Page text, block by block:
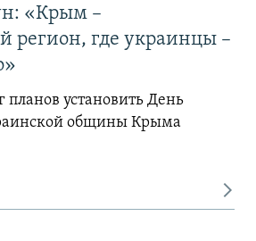
«Крым –
регион, где украинцы –
планов установить День
общины Крыма